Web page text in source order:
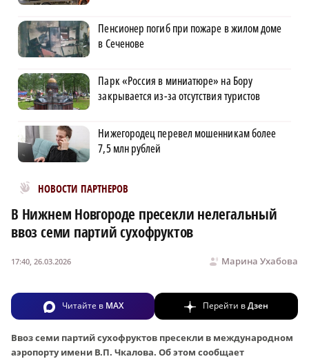
Пенсионер погиб при пожаре в жилом доме
в Сеченове
Парк «Россия в миниатюре» на Бору
закрывается из-за отсутствия туристов
Нижегородец перевел мошенникам более
7,5 млн рублей
НОВОСТИ ПАРТНЕРОВ
Новости МирТесен
В Нижнем Новгороде пресекли нелегальный
ввоз семи партий сухофруктов
Марина Ухабова
17:40, 26.03.2026
Читайте в MAX Перейти вДзен
Ввоз семи партий сухофруктов пресекли в международном
аэропорту имени В.П. Чкалова. Об этом сообщает